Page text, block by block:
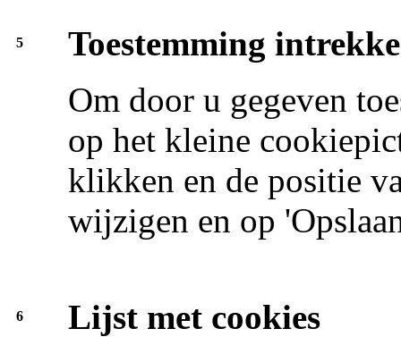
5
Toestemming
Om door u gegeven
op het kleine
klikken en de positie
wijzigen en op
6
Lijst met cookies